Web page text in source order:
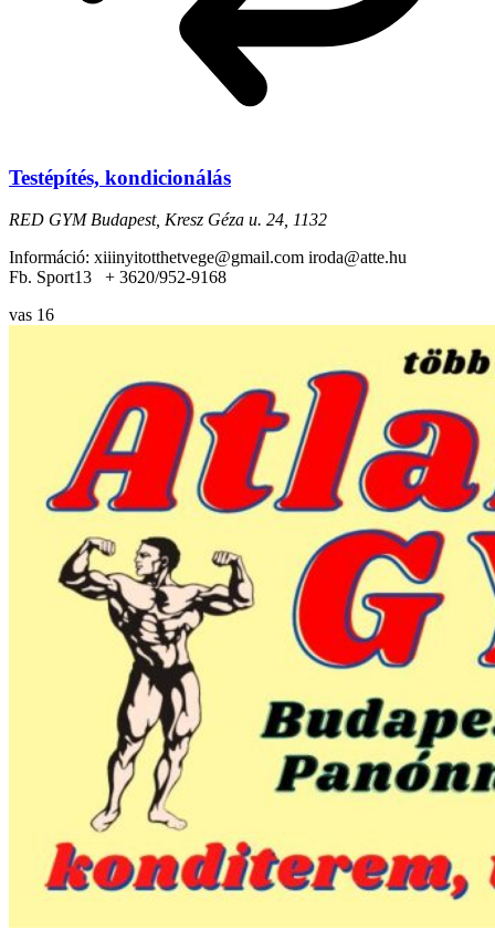
Testépítés, kondicionálás
RED GYM Budapest, Kresz Géza u. 24, 1132
Információ: xiiinyitotthetvege@gmail.com iroda@atte.hu
Fb. Sport13 + 3620/952-9168
vas 16